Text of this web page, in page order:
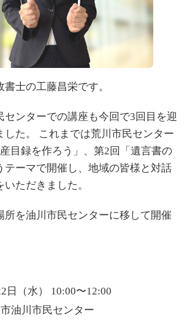
士の工藤昌栄です。
センターでの講座も今回で3回目を迎
した。 これまでは荒川市民センター
目録を作ろう」、第2回「遺言書の
テーマで開催し、地域の皆様と対話
ただきました。
所を油川市民センターに移して開催
日（水） 10:00〜12:00
油川市民センター